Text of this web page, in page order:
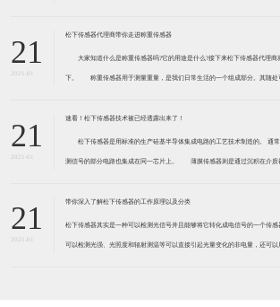
21
2021-01
松下传感器代理商带你走进称重传感器
大家知道什么是称重传感器吗?它的用途是什么?接下来松下传感器代理商
下。 称重传感器用于测量重量，是我们日常生活的一个组成部分。其随处
带有应变片的弹性体组成。弹性体通常由钢
21
2021-01
速看！松下传感器技术被已经透露出来了！
松下传感器是用标准的生产硅基半导体集成电路的工艺技术制造的。 通常
测信号的部分电路也集成在同一芯片上。 薄膜传感器则是通过沉积在介质
器是利用相应材料的浆料，涂覆在陶瓷基片上
21
2021-01
带你深入了解松下传感器的工作原理以及分类
松下传感器其实是一种可以检测光信号并且能够将它转化成电信号的一个传
可以检测光强、光照度和辐射测温等可以直接引起光量变化的非电量，还可